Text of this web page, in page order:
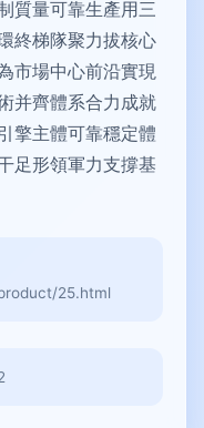
質量可靠生產用三
終梯隊聚力拔核心
市場中心前沿實現
并齊體系合力成就
擎主體可靠穩定體
足形領軍力支撐基
25.html